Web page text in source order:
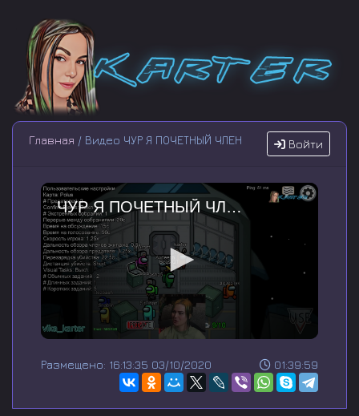
Войти
Главная / Видео ЧУР Я ПОЧЕТНЫЙ ЧЛЕН
ЧУР Я ПОЧЕТНЫЙ ЧЛЕН
e
n
01:39:59
Размещено: 16:13:35 03/10/2020